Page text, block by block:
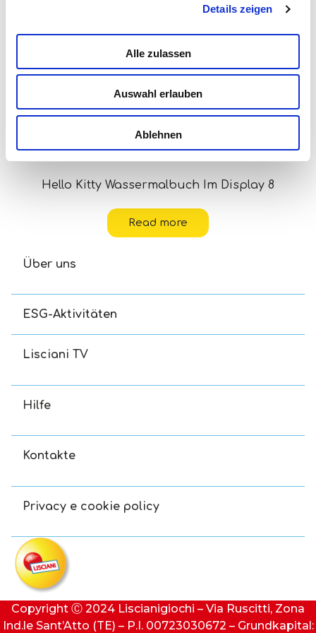
Details zeigen
Alle zulassen
Auswahl erlauben
Ablehnen
Hello Kitty Wassermalbuch Im Display 8
Read more
Über uns
ESG-Aktivitäten
Lisciani TV
Hilfe
Kontakte
Privacy e cookie policy
Copyright Ⓒ 2024 Liscianigiochi – Via Ruscitti, Zona
Ind.le Sant’Atto (TE) – P.I. 00723030672 – Grundkapital: